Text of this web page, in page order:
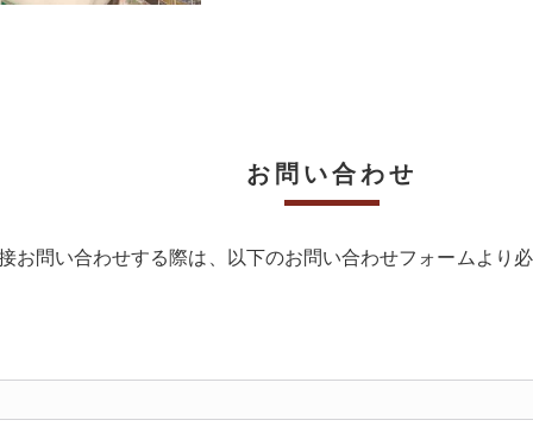
お問い合わせ
お問い合わせする際は、以下のお問い合わせフォームより